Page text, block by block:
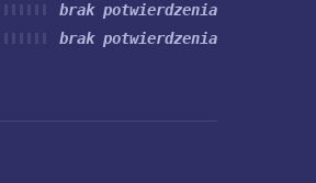
brak potwierdzenia
brak potwierdzenia